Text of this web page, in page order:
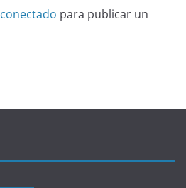
conectado para publicar un